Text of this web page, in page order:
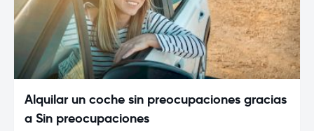
Alquilar un coche sin preocupaciones gracias
a Sin preocupaciones